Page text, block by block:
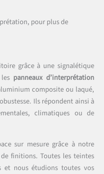
pour plus de
grâce à une signalétique
panneaux d’interprétation
composite ou laqué,
Ils répondent ainsi à
climatiques ou de
sur mesure grâce à notre
finitions. Toutes les teintes
et nous étudions toutes vos